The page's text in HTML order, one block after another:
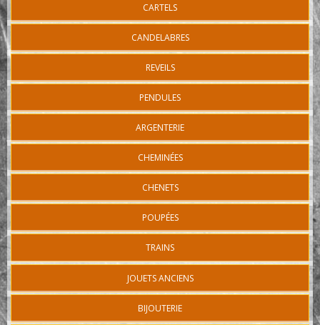
CARTELS
CANDELABRES
REVEILS
PENDULES
ARGENTERIE
CHEMINÉES
CHENETS
POUPÉES
TRAINS
JOUETS ANCIENS
BIJOUTERIE